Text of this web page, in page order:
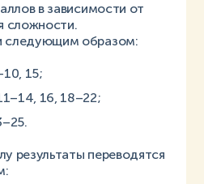
в зависимости от
сложности.
следующим образом:
15;
16, 18–22;
результаты переводятся